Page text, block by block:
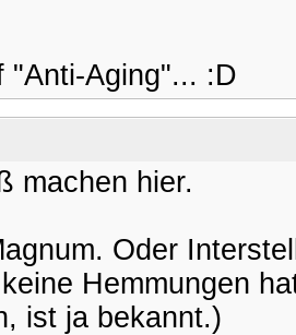
"Anti-Aging"... :D
machen hier.
Oder
Hemmungen
ist ja bekannt.)